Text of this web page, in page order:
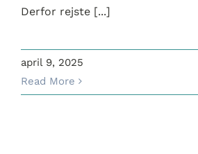
Derfor rejste [...]
april 9, 2025
Read More